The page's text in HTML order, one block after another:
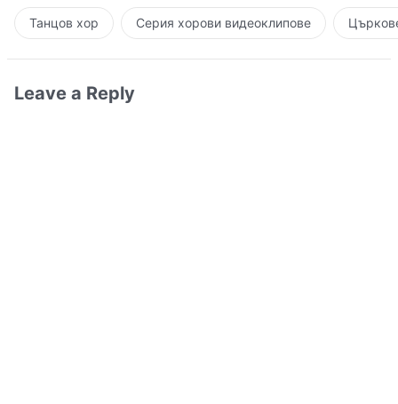
Танцов хор Серия хорови видеоклипове
Leave a Reply